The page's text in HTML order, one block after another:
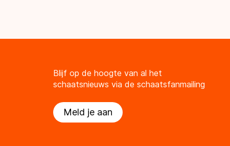
Blijf op de hoogte van al het
schaatsnieuws via de schaatsfanmailing
Meld je aan